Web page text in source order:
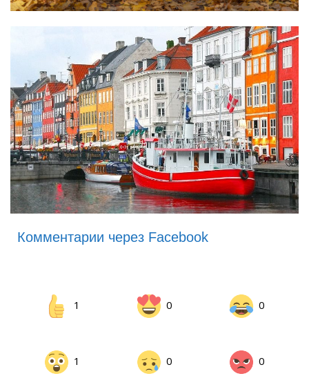
Комментарии через Facebook
1 0 0
1 0 0